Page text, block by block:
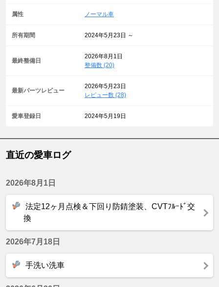
属性 ノーマル車
所有期間 2024年5月23日 ～
最終整備日
2026年8月1日
整備数 (20)
最新パーツレビュー
2026年5月23日
レビュー数 (28)
愛車登録日 2024年5月19日
直近の愛車ログ
2026年8月1日
法定12ヶ月点検＆下回り防錆塗装、CVTﾌﾙｰﾄﾞ交
換
2026年7月18日
手洗い洗車